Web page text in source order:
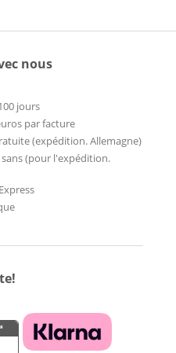
nous
jours
par facture
(expédition. Allemagne)
(pour l'expédition.